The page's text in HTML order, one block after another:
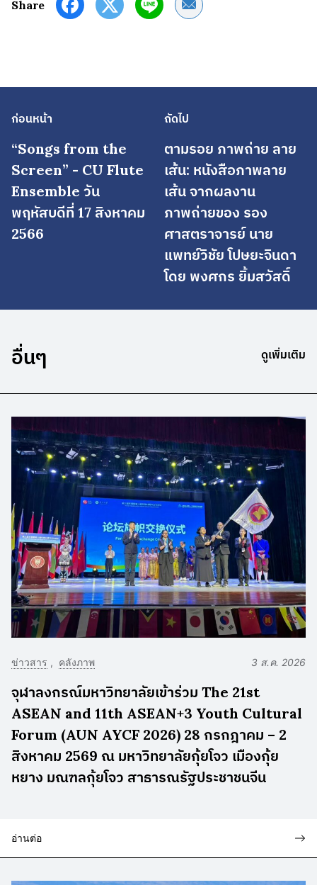
Share Share by Email
ก่อนหน้า
“Songs from the
Screen” - CU Flute
Ensemble วัน
พฤหัสบดีที่ 17 สิงหาคม
2566
ถัดไป
ตามรอย ภาพถ่าย ลาย
เส้น: หนังสือภาพลาย
เส้น จากผลงาน
ภาพถ่ายของ รอง
ศาสตราจารย์ นาย
แพทย์วิชัย โปษยะจินดา
โดย พงศกร ยิ้มสวัสดิ์
อื่นๆ ดูเพิ่มเติม
ข่าวสาร คลังภาพ 3 ส.ค. 2026
จุฬาลงกรณ์มหาวิทยาลัยเข้าร่วม The 21st
ASEAN and 11th ASEAN+3 Youth Cultural
Forum (AUN AYCF 2026) 28 กรกฎาคม – 2
สิงหาคม 2569 ณ มหาวิทยาลัยกุ้ยโจว เมืองกุ้ย
หยาง มณฑลกุ้ยโจว สาธารณรัฐประชาชนจีน
อ่านต่อ